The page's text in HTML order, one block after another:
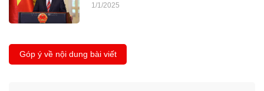
1/1/2025
Góp ý về nội dung bài viết